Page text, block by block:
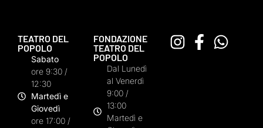
TEATRO DEL
POPOLO
Sabato
ore 9:30 /
12:30
Martedì e
Giovedì
ore 17:00 /
FONDAZIONE
TEATRO DEL
POPOLO
Dal Lunedì
al Venerdì
9:00 /
13:00
Martedì e